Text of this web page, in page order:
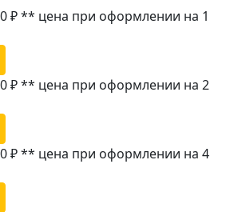
₽** цена при оформлении на 1
₽** цена при оформлении на 2
₽** цена при оформлении на 4